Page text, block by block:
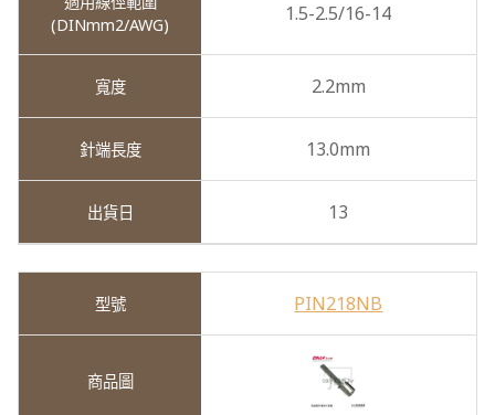
1.5-2.5/16-14
2.2mm
13.0mm
13
PIN218NB